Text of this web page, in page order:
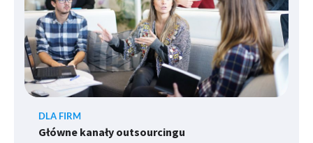
DLA FIRM
Główne kanały outsourcingu